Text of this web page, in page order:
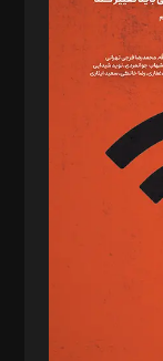
سروش کرمیان،
فتحی